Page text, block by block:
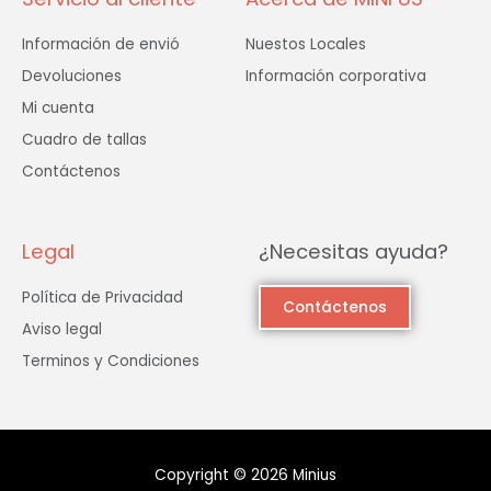
Información de envió
Devoluciones
Mi cuenta
Cuadro de tallas
Contáctenos
Nuestos Locales
Información corporativa
Legal
Política de Privacidad
Aviso legal
Terminos y Condiciones
¿Necesitas ayuda?
Contáctenos
Copyright © 2026 Minius